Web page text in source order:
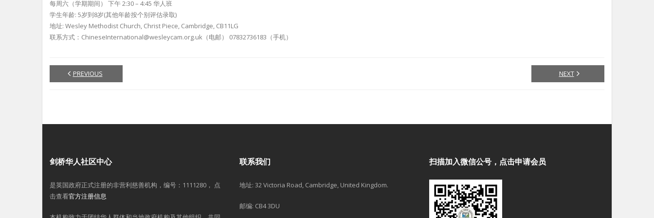
每周六（学期期间） 下午 2:30 – 4:45 华人班
学生年龄: 5岁到8岁(其他年龄按个别评估录取)
地址: Wesley Methodist Church, Christ Piece, Cambridge, CB11LG
联系方式：ChineseInternational@wesleycam.org.uk（电邮） 07832736183（手机）
PREVIOUS NEXT
剑桥华人社区中心
是英国政府正式注册的非营利慈善机构，编号：1111280， 点
击查看官方注册信息
联系我们
地址: 32 Victoria Road, Cambridge, United Kingdom.
邮编: CB4 3DU
扫描加入微信公号，点击申请会员